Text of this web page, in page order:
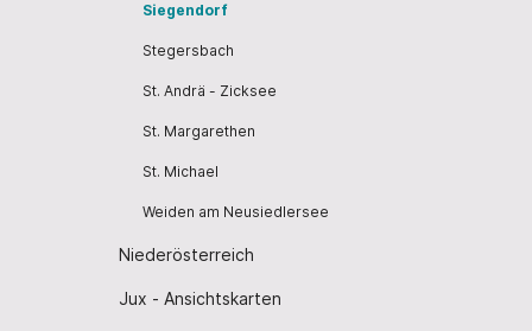
Siegendorf
Stegersbach
St. Andrä - Zicksee
St. Margarethen
St. Michael
Weiden am Neusiedlersee
Niederösterreich
Jux - Ansichtskarten